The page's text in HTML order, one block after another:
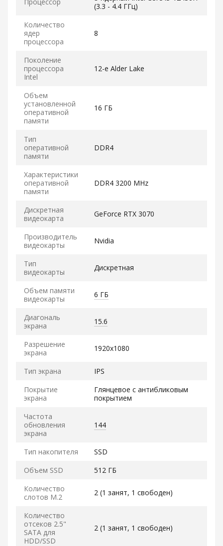
(3.3 - 4.4 ГГц)
Количество
ядер
процессора
8
Поколение
процессора
Intel
12-е Alder Lake
Объем
установленной
оперативной
памяти
16 ГБ
Тип
оперативной
памяти
DDR4
Характеристики
оперативной
памяти
DDR4 3200 MHz
Дискретная
видеокарта
GeForce RTX 3070
Производитель
видеокарты
Nvidia
Тип
видеокарты
Дискретная
Объем памяти
видеокарты
6 ГБ
Диагональ
экрана
15.6
Разрешение
экрана
1920x1080
Тип экрана
IPS
Покрытие
экрана
Глянцевое с антибликовым
покрытием
Частота
обновления
экрана
144
Тип накопителя
SSD
Объем SSD
512 ГБ
Количество
слотов M.2
2 (1 занят, 1 свободен)
Количество
отсеков 2.5"
SATA для
HDD/SSD
2 (1 занят, 1 свободен)